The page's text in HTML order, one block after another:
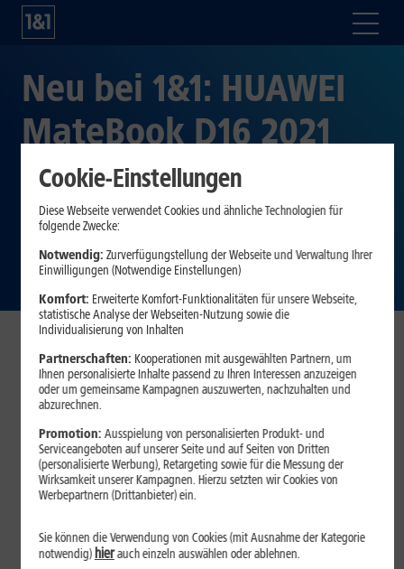
Neu bei 1&1: HUAWEI
MateBook D16 2021
mit gratis
Lautsprecher im Wert
von 349 Euro
Ab sofort erhalten Besteller eines HUAWEI MateBook D16
2021 den Sound X-Lautsprecher von HUAWEI im Wert von
349 Euro gratis dazu. Dieser kann vor allem durch
imposanten Klang und hochwertige Verarbeitung
überzeugen. Das HUAWEI MateBook D16 2021 gibt es bei
1&1 für eine Einmalzahlung ab 0 Euro. Das Aktionsangebot
ist in Kombination mit einer 1&1 Daten-Flat zeitlich begrenzt
Cookie-Einstellungen
Diese Webseite verwendet Cookies und ähnliche Technologien für
folgende Zwecke:
Notwendig: Zurverfügungstellung der Webseite und Verwaltung Ihrer
Einwilligungen (Notwendige Einstellungen)
Komfort: Erweiterte Komfort-Funktionalitäten für unsere Webseite,
statistische Analyse der Webseiten-Nutzung sowie die
Individualisierung von Inhalten
Partnerschaften: Kooperationen mit ausgewählten Partnern, um
Ihnen personalisierte Inhalte passend zu Ihren Interessen anzuzeigen
oder um gemeinsame Kampagnen auszuwerten, nachzuhalten und
abzurechnen.
Promotion:Ausspielung von personalisierten Produkt- und
Serviceangeboten auf unserer Seite und auf Seiten von Dritten
(personalisierte Werbung), Retargeting sowie für die Messung der
Wirksamkeit unserer Kampagnen. Hierzu setzten wir Cookies von
Werbepartnern (Drittanbieter) ein.
Sie können die Verwendung von Cookies (mit Ausnahme der Kategorie
notwendig) hierauch einzeln auswählen oder ablehnen.